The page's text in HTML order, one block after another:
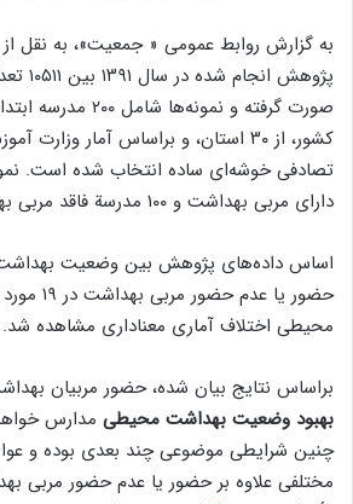
به گزارش روابط عمومی « جمعیت»، به نقل
پژوهش
صورت گرفته و
کشور، از ۳۰ استان، و براساس آمار
دارای مربی بهداشت و ۱۰۰ مدرسة فاقد مربی بهداشت بوده است.
اساس داده‌های پژوهش بین وضعیت
حضور یا
محیطی اختلاف آماری معناداری مشاهده شد.
براساس نتایج بیان شده، حضور مربیان
بهبود وضعیت بهداشت محیطی مدارس
چنین شرایطی موضوعی چند بعدی بوده و
مختلفی علاوه بر حضور یا عدم حضور مربی